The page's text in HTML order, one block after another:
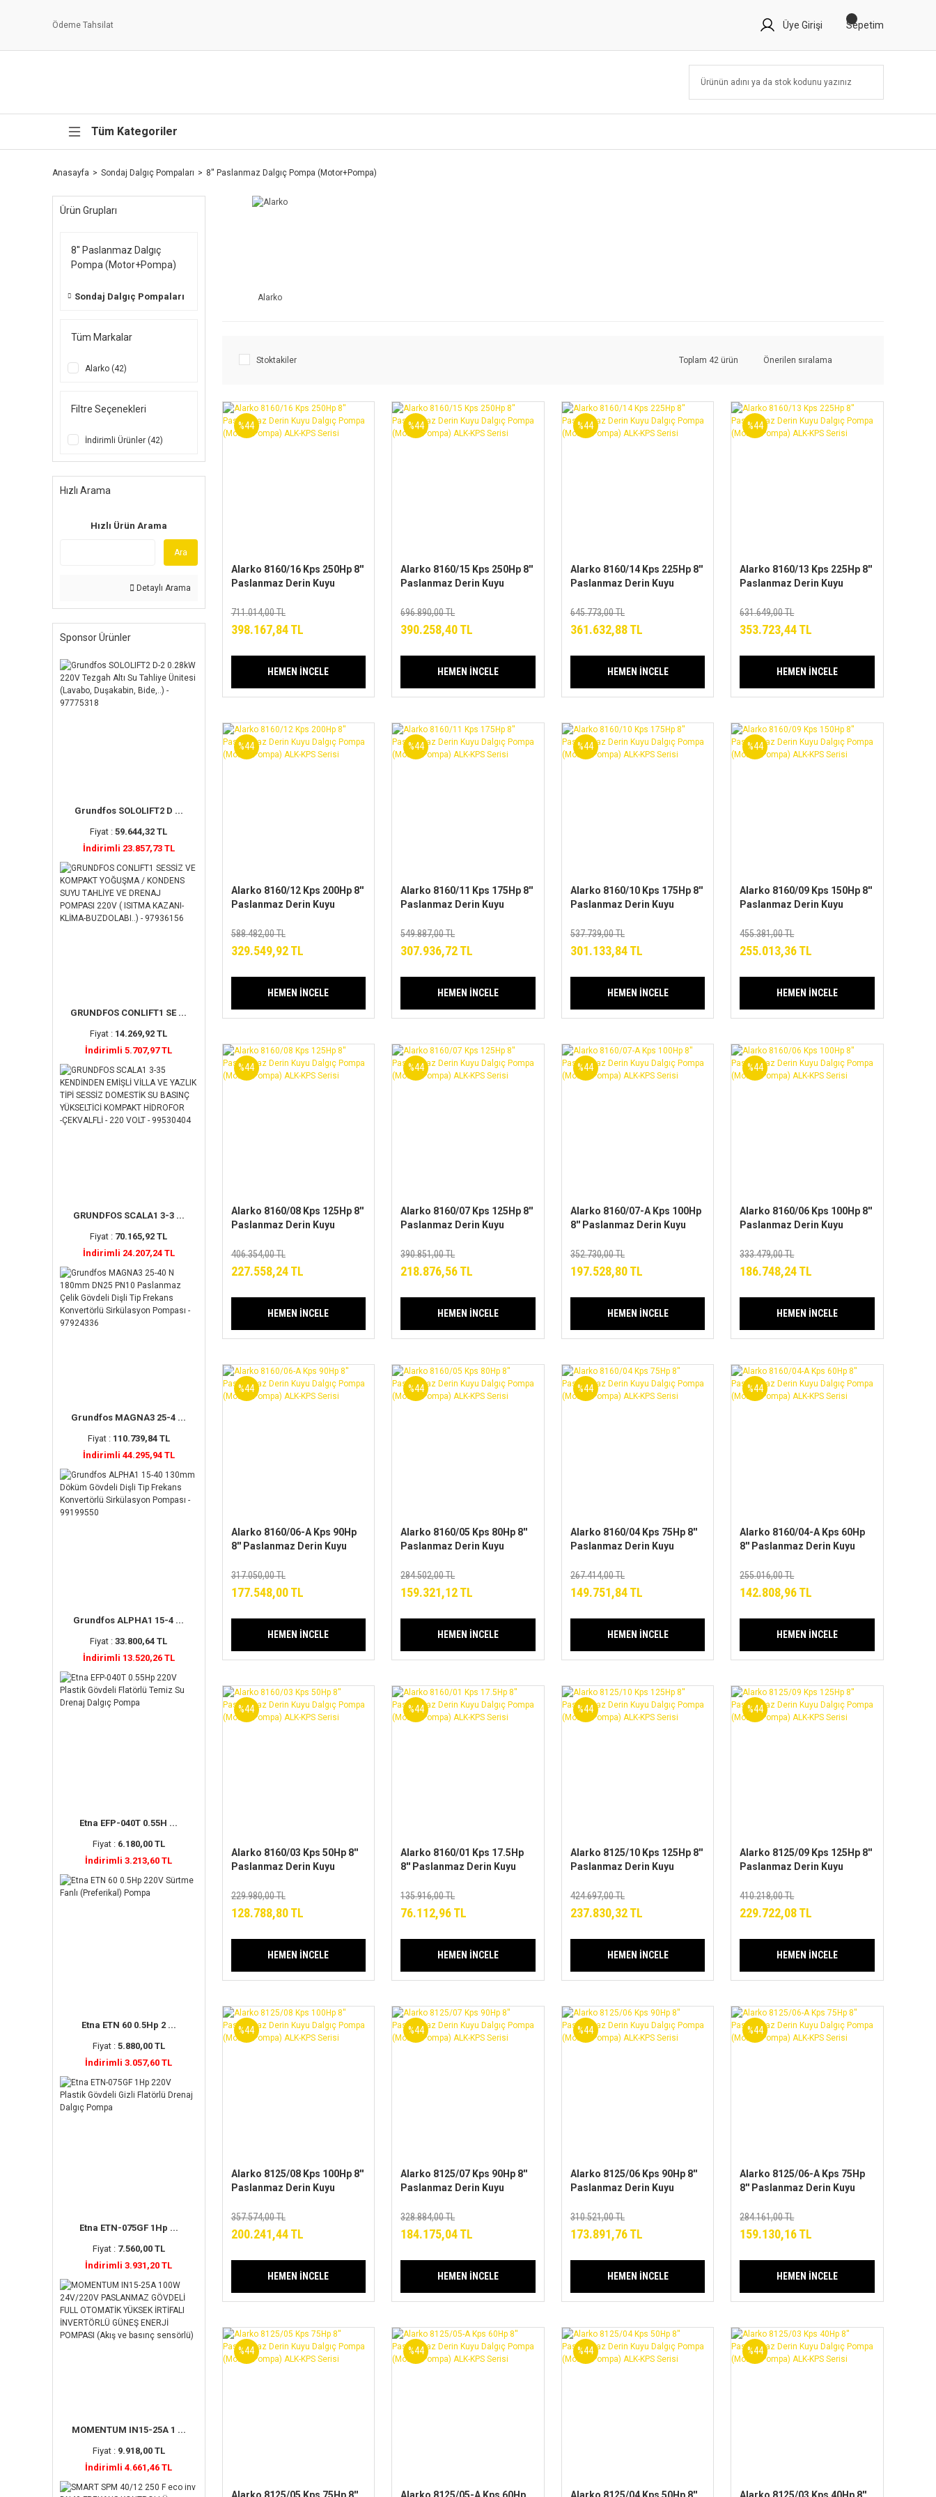
Ödeme Tahsilat Üye Girişi Sepetim
Tüm Kategoriler
Anasayfa Sondaj Dalgıç Pompaları 8'' Paslanmaz Dalgıç Pompa (Motor+Pompa)
Ürün Grupları
8'' Paslanmaz Dalgıç
Pompa (Motor+Pompa)
Sondaj Dalgıç Pompaları
Tüm Markalar
Alarko (42)
Filtre Seçenekleri
İndirimli Ürünler (42)
Hızlı Arama
Hızlı Ürün Arama
Ara
Detaylı Arama
Sponsor Ürünler
Grundfos SOLOLIFT2 D ...
Fiyat :59.644,32 TL
İndirimli 23.857,73 TL
GRUNDFOS CONLIFT1 SE ...
Fiyat : 14.269,92 TL
İndirimli 5.707,97 TL
GRUNDFOS SCALA1 3-3 ...
Fiyat : 70.165,92 TL
İndirimli 24.207,24 TL
Grundfos MAGNA3 25-4 ...
Fiyat : 110.739,84 TL
İndirimli 44.295,94 TL
Grundfos ALPHA1 15-4 ...
Fiyat :33.800,64 TL
İndirimli 13.520,26 TL
Etna EFP-040T 0.55H ...
Fiyat : 6.180,00 TL
İndirimli 3.213,60 TL
Etna ETN 60 0.5Hp 2 ...
Fiyat : 5.880,00 TL
İndirimli 3.057,60 TL
Etna ETN-075GF 1Hp ...
Fiyat : 7.560,00 TL
İndirimli 3.931,20 TL
MOMENTUM IN15-25A 1 ...
Fiyat : 9.918,00 TL
İndirimli 4.661,46 TL
Alarko
Stoktakiler Toplam 42 ürün
%44
Alarko 8160/16 Kps 250Hp 8''
Paslanmaz Derin Kuyu
(Motor+Pompa) ALK-KPS
Serisi
711.014,00 TL
398.167,84 TL
HEMEN İNCELE
%44
Alarko 8160/15 Kps 250Hp 8''
Paslanmaz Derin Kuyu
(Motor+Pompa) ALK-KPS
Serisi
696.890,00 TL
390.258,40 TL
HEMEN İNCELE
%44
Alarko 8160/14 Kps 225Hp 8''
Paslanmaz Derin Kuyu
(Motor+Pompa) ALK-KPS
Serisi
645.773,00 TL
361.632,88 TL
HEMEN İNCELE
%44
Alarko 8160/13 Kps 225Hp 8''
Paslanmaz Derin Kuyu
(Motor+Pompa) ALK-KPS
Serisi
631.649,00 TL
353.723,44 TL
HEMEN İNCELE
%44
Alarko 8160/12 Kps 200Hp 8''
Paslanmaz Derin Kuyu
(Motor+Pompa) ALK-KPS
Serisi
588.482,00 TL
329.549,92 TL
HEMEN İNCELE
%44
Alarko 8160/11 Kps 175Hp 8''
Paslanmaz Derin Kuyu
(Motor+Pompa) ALK-KPS
Serisi
549.887,00 TL
307.936,72 TL
HEMEN İNCELE
%44
Alarko 8160/10 Kps 175Hp 8''
Paslanmaz Derin Kuyu
(Motor+Pompa) ALK-KPS
Serisi
537.739,00 TL
301.133,84 TL
HEMEN İNCELE
%44
Alarko 8160/09 Kps 150Hp 8''
Paslanmaz Derin Kuyu
(Motor+Pompa) ALK-KPS
Serisi
455.381,00 TL
255.013,36 TL
HEMEN İNCELE
%44
Alarko 8160/08 Kps 125Hp 8''
Paslanmaz Derin Kuyu
(Motor+Pompa) ALK-KPS
Serisi
406.354,00 TL
227.558,24 TL
HEMEN İNCELE
%44
Alarko 8160/07 Kps 125Hp 8''
Paslanmaz Derin Kuyu
(Motor+Pompa) ALK-KPS
Serisi
390.851,00 TL
218.876,56 TL
HEMEN İNCELE
%44
Alarko 8160/07-A Kps 100Hp
8'' Paslanmaz Derin Kuyu
(Motor+Pompa) ALK-KPS
Serisi
352.730,00 TL
197.528,80 TL
HEMEN İNCELE
%44
Alarko 8160/06 Kps 100Hp 8''
Paslanmaz Derin Kuyu
(Motor+Pompa) ALK-KPS
Serisi
333.479,00 TL
186.748,24 TL
HEMEN İNCELE
%44
Alarko 8160/06-A Kps 90Hp
8'' Paslanmaz Derin Kuyu
(Motor+Pompa) ALK-KPS
Serisi
317.050,00 TL
177.548,00 TL
HEMEN İNCELE
%44
Alarko 8160/05 Kps 80Hp 8''
Paslanmaz Derin Kuyu
(Motor+Pompa) ALK-KPS
Serisi
284.502,00 TL
159.321,12 TL
HEMEN İNCELE
%44
Alarko 8160/04 Kps 75Hp 8''
Paslanmaz Derin Kuyu
(Motor+Pompa) ALK-KPS
Serisi
267.414,00 TL
149.751,84 TL
HEMEN İNCELE
%44
Alarko 8160/04-A Kps 60Hp
8'' Paslanmaz Derin Kuyu
(Motor+Pompa) ALK-KPS
Serisi
255.016,00 TL
142.808,96 TL
HEMEN İNCELE
%44
Alarko 8160/03 Kps 50Hp 8''
Paslanmaz Derin Kuyu
(Motor+Pompa) ALK-KPS
Serisi
229.980,00 TL
128.788,80 TL
HEMEN İNCELE
%44
Alarko 8160/01 Kps 17.5Hp
8'' Paslanmaz Derin Kuyu
(Motor+Pompa) ALK-KPS
Serisi
135.916,00 TL
76.112,96 TL
HEMEN İNCELE
%44
Alarko 8125/10 Kps 125Hp 8''
Paslanmaz Derin Kuyu
(Motor+Pompa) ALK-KPS
Serisi
424.697,00 TL
237.830,32 TL
HEMEN İNCELE
%44
Alarko 8125/09 Kps 125Hp 8''
Paslanmaz Derin Kuyu
(Motor+Pompa) ALK-KPS
Serisi
410.218,00 TL
229.722,08 TL
HEMEN İNCELE
%44
Alarko 8125/08 Kps 100Hp 8''
Paslanmaz Derin Kuyu
(Motor+Pompa) ALK-KPS
Serisi
357.574,00 TL
200.241,44 TL
HEMEN İNCELE
%44
Alarko 8125/07 Kps 90Hp 8''
Paslanmaz Derin Kuyu
(Motor+Pompa) ALK-KPS
Serisi
328.884,00 TL
184.175,04 TL
HEMEN İNCELE
%44
Alarko 8125/06 Kps 90Hp 8''
Paslanmaz Derin Kuyu
(Motor+Pompa) ALK-KPS
Serisi
310.521,00 TL
173.891,76 TL
HEMEN İNCELE
%44
Alarko 8125/06-A Kps 75Hp
8'' Paslanmaz Derin Kuyu
(Motor+Pompa) ALK-KPS
Serisi
284.161,00 TL
159.130,16 TL
HEMEN İNCELE
%44
Alarko 8125/05 Kps 75Hp 8''
%44
Alarko 8125/05-A Kps 60Hp
%44
Alarko 8125/04 Kps 50Hp 8''
%44
Alarko 8125/03 Kps 40Hp 8''